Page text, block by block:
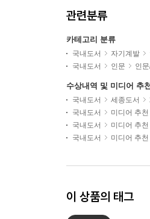
관련분류
카테고리 분류
국내도서 자기계발
국내도서
인문 인
수상내역 및 미디어 추
국내도서 세종도서
국내도서
미디어 추천
국내도서
미디어 추천
국내도서
미디어 추천
이 상품의 태그